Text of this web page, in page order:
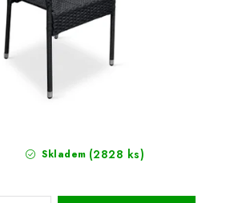
Skladem (2828 ks)